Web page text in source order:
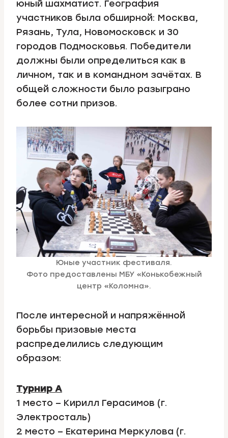
юный шахматист. География
участников была обширной: Москва,
Рязань, Тула, Новомосковск и 30
городов Подмосковья. Победители
должны были определиться как в
личном, так и в командном зачётах. В
общей сложности было разыграно
более сотни призов.
Юные участник фестиваля.
Фото предоставлены МБУ «Конькобежный
центр «Коломна».
После интересной и напряжённой
борьбы призовые места
распределились следующим
образом:
Турнир А
1 место – Кирилл Герасимов (г.
Электросталь)
2 место – Екатерина Меркулова (г.